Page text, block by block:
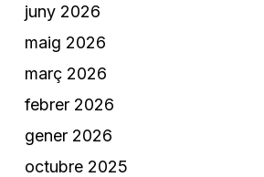
juny 2026
maig 2026
març 2026
febrer 2026
gener 2026
octubre 2025